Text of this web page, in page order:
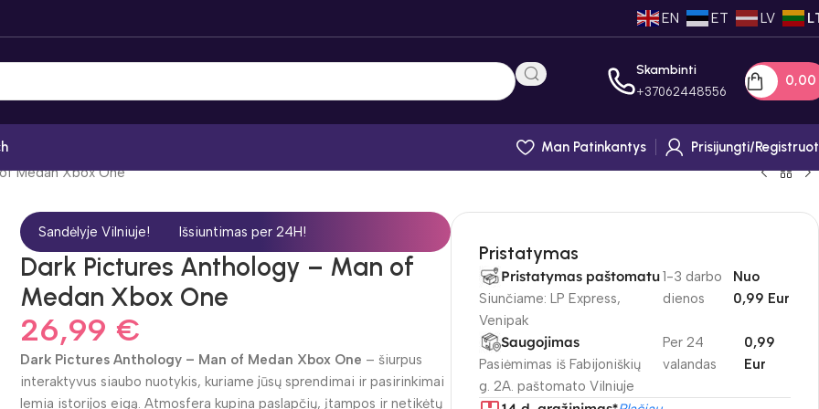
EN ET LV
Skambinti
+37062448556
0,00
Man Patinkantys
Prisijungti/
Medan Xbox One
Sandėlyje Vilniuje!Išsiuntimas per 24H!
Dark Pictures Anthology – Man of
Medan Xbox One
26,99 €
Dark Pictures Anthology – Man of Medan Xbox One – šiurpus
interaktyvus siaubo nuotykis, kuriame jūsų sprendimai ir pasirinkimai
lemia istorijos eigą. Atmosfera kupina paslapčių, įtampos ir netikėtų
Pristatymas
Pristatymas paštomatu
Siunčiame: LP Express,
Venipak
1-3 darbo
dienos
Nuo
0,99 Eur
Saugojimas
Pasiėmimas iš Fabijoniškių
g. 2A. paštomato Vilniuje
Per 24
valandas
0,99
Eur